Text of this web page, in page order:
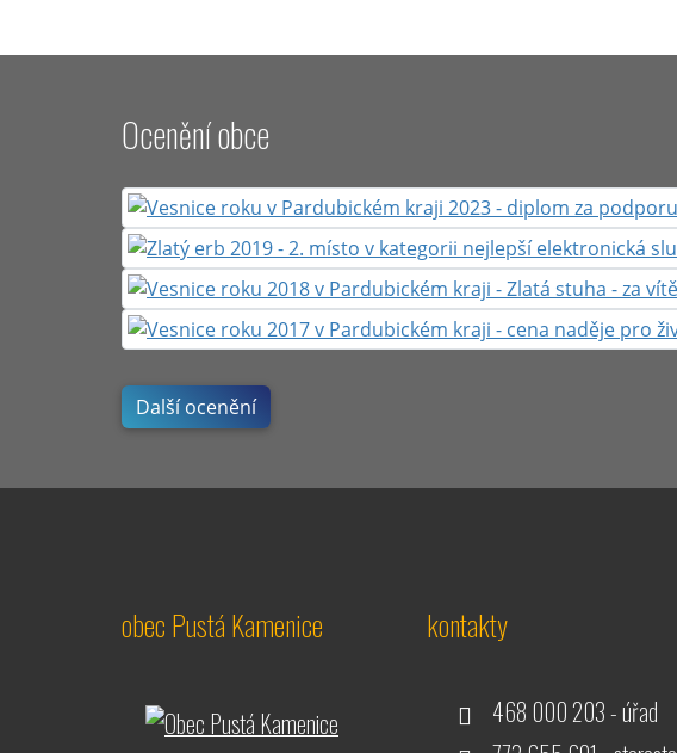
Ocenění obce
Další ocenění
obec Pustá Kamenice kontakty
468 000 203 - úřad